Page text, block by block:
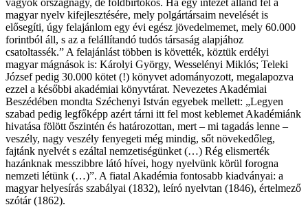
magyar nyelv kifejlesztésére, mely polgártársaim nevelését is
elősegíti, úgy felajánlom egy évi egész jövedelmemet, mely 60.000
forintból áll, s az a felállítandó tudós társaság alapjához
csatoltassék.” A felajánlást többen is követték, köztük erdélyi
magyar mágnások is: Károlyi György, Wesselényi Miklós; Teleki
József pedig 30.000 kötet (!) könyvet adományozott, megalapozva
ezzel a későbbi akadémiai könyvtárat. Nevezetes Akadémiai
Beszédében mondta Széchenyi István egyebek mellett: „Legyen
szabad pedig legfőképp azért tárni itt fel most keblemet Akadémiánk
hivatása fölött őszintén és határozottan, mert – mi tagadás lenne –
veszély, nagy veszély fenyegeti még mindig, sőt növekedőleg,
fajtánk nyelvét s ezáltal nemzetiségünket (…) Rég elismerték
hazánknak messzibbre látó hívei, hogy nyelvünk körül forogna
nemzeti létünk (…)”. A fiatal Akadémia fontosabb kiadványai: a
magyar helyesírás szabályai (1832), leíró nyelvtan (1846), értelmező
szótár (1862).